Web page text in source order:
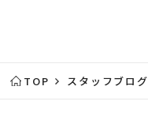
TOP スタッフブログ